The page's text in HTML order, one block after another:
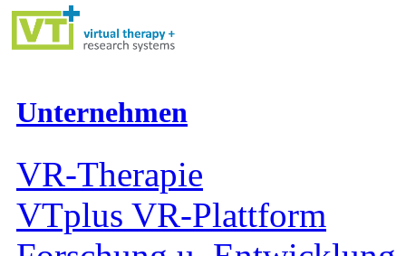
Unternehmen
VR-Therapie
VTplus VR-Plattform